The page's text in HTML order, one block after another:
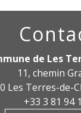
de Les
11, chemin
Les Terres-de-
+33 3 81 94